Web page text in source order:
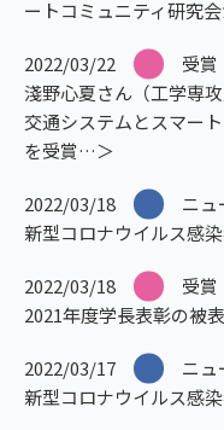
ートコミュニティ研究
2022/03/22
受賞
淺野心夏さん（工学専
交通システムとスマー
を受賞
2022/03/18
ニュ
新型コロナウイルス感
2022/03/18
受賞
2021年度学長表彰の被
2022/03/17
ニュ
新型コロナウイルス感